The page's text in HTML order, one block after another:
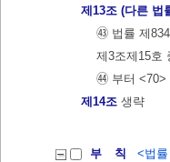
제13조 (다른 법
㊸ 법률 제
제3조제15호
㊹ 부터 <70>
제14조 생략
부 칙
<법